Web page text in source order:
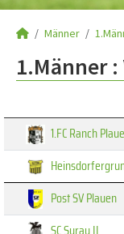
Männer
1.Männer :
1.FC Ranch
Post SV Plauen